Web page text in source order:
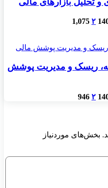
۲ 1,075
ریسک و مدیریت پوشش
۲ 946
بخش‌های موردنیاز